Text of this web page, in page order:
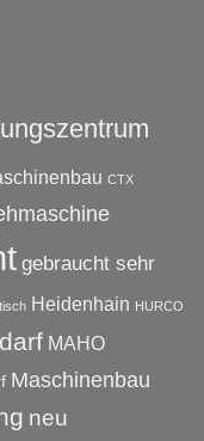
CTX
gebraucht sehr
Heidenhain HURCO
MAHO
Maschinenbau
neu